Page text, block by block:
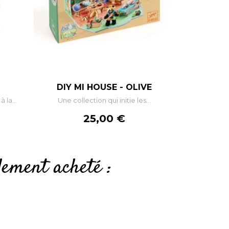
la...
DIY MI HOUSE - OLIVE
Une collection qui initie les...
Prix
25,00 €
– +
acheté :